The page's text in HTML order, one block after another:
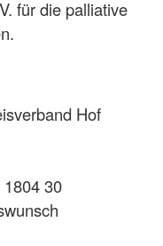
für die palliative
Hof
30